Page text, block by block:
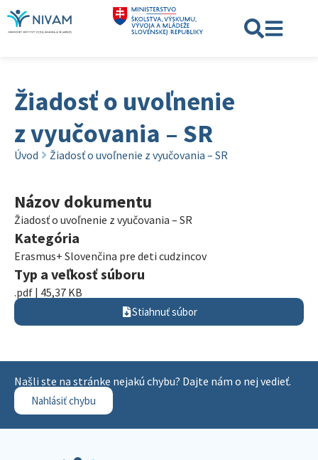
Žiadosť o uvoľnenie
z vyučovania – SR
Úvod Žiadosť o uvoľnenie z vyučovania – SR
Názov dokumentu
Žiadosť o uvoľnenie z vyučovania – SR
Kategória
Erasmus+ Slovenčina pre deti cudzincov
Typ a veľkosť súboru
.pdf | 45,37 KB
Stiahnuť súbor
Našli ste na stránke nejakú chybu? Dajte nám o nej vedieť.
Nahlásiť chybu